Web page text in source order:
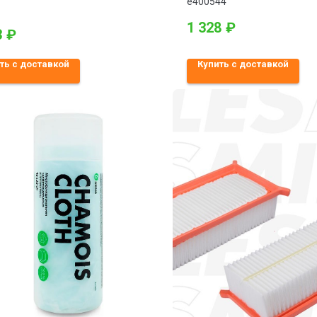
₽
с доставкой
1 328 ₽
Купить с доставкой